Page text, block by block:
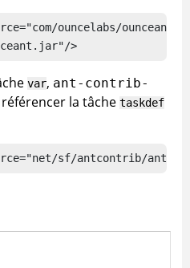
ouncelabs/ounceant/
>
var, ant-contrib-
la tâche taskdef
sf/antcontrib/